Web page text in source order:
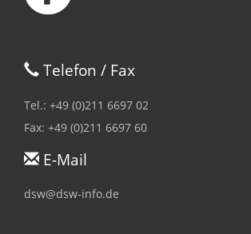
Telefon / Fax
Tel.: +49 (0)211 6697 02
Fax: +49 (0)211 6697 60
E-Mail
dsw@dsw-info.de